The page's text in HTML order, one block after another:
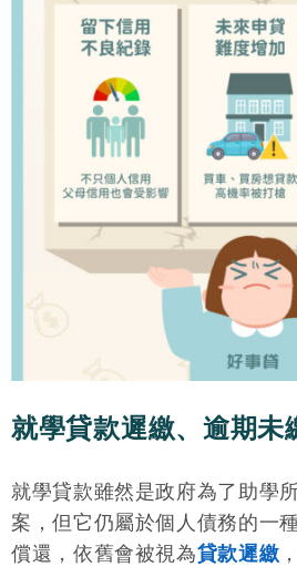
就學貸款遲繳、逾期未
就學貸款雖然是政府為了助學
案，但它仍屬於個人債務的一
償還，依舊會被視為貸款遲繳